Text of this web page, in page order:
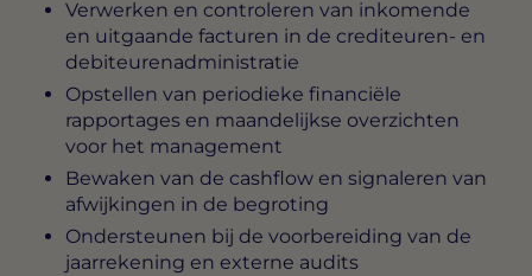
Verwerken en controleren van inkomende
en uitgaande facturen in de crediteuren- en
debiteurenadministratie
Opstellen van periodieke financiële
rapportages en maandelijkse overzichten
voor het management
Bewaken van de cashflow en signaleren van
afwijkingen in de begroting
Ondersteunen bij de voorbereiding van de
jaarrekening en externe audits